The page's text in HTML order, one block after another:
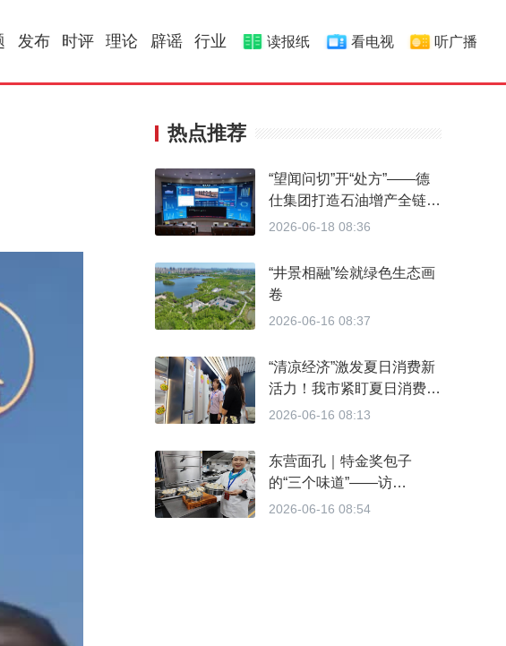
发布 时评 理论 辟谣 行业 读报纸 看电视 听广播
热点推荐
“望闻问切”开“处方”——德
仕集团打造石油增产全链
条“油田医院”
2026-06-18 08:36
“井景相融”绘就绿色生态画
卷
2026-06-16 08:37
“清凉经济”激发夏日消费新
活力！我市紧盯夏日消费热
点 引导企业迭代升级消费
2026-06-16 08:13
东营面孔｜特金奖包子
的“三个味道”——访
2026ACE第四届亚洲烹饪
2026-06-16 08:54